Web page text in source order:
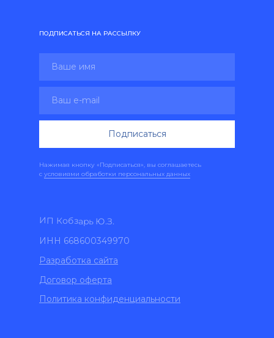
ИП Кобзарь Ю.З.
ИНН 668600349970
Разработка сайта
Договор оферта
Политика конфиденциальности
Нажимая кнопку «Подписаться», вы соглашаетесь
с условиями обработки персональных данных
Подписаться
ПОДПИСАТЬСЯ НА РАССЫЛКУ